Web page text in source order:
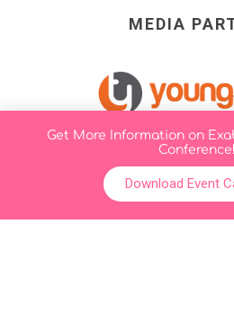
MEDIA
COMMUNITY
Get More Information on
Conference!
Download Event